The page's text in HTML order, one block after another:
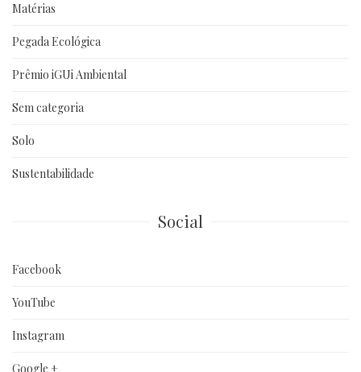
Matérias
Pegada Ecológica
Prêmio iGUi Ambiental
Sem categoria
Solo
Sustentabilidade
Social
Facebook
YouTube
Instagram
Google +